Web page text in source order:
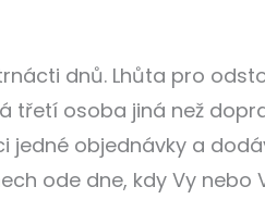
dnů. Lhůta pro
třetí osoba jiná než
jedné objednávky a
ode dne, kdy Vy nebo